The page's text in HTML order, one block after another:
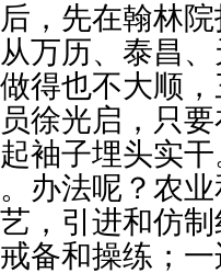
先在翰林院
万历、泰昌
得也不大顺
徐光启，只
袖子埋头实
办法呢？农
，引进和仿
备和操练；